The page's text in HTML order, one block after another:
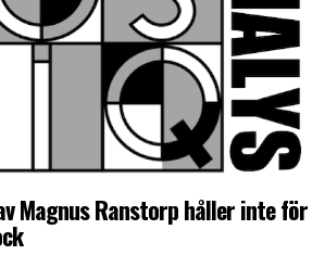
Magnus Ranstorp håller inte för